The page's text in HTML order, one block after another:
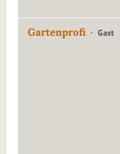
Gartenprofi Gast